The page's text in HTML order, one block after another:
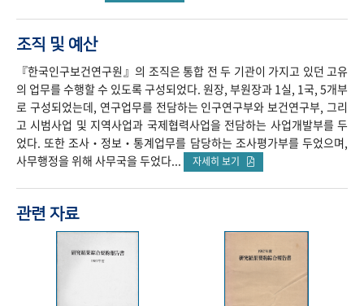
조직 및 예산
『한국인구보건연구원』의 조직은 통합 전 두 기관이 가지고 있던 고유
의 업무를 수행할 수 있도록 구성되었다. 원장, 부원장과 1실, 1국, 5개부
로 구성되었는데, 연구업무를 전담하는 인구연구부와 보건연구부, 그리
고 시범사업 및 지역사업과 국제협력사업을 전담하는 사업개발부를 두
었다. 또한 조사‧정보‧통계업무를 담당하는 조사평가부를 두었으며,
사무행정을 위해 사무국을 두었다...
자세히 보기
관련 자료